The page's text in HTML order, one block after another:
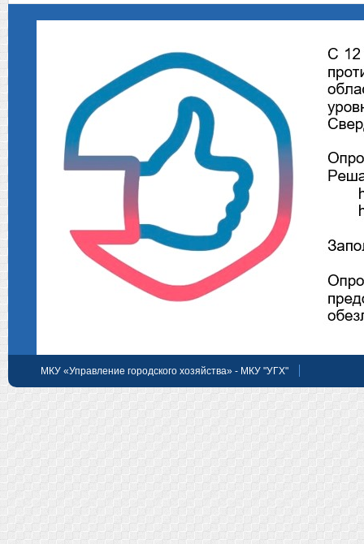
МКУ «Управление городского хозяйства» - МКУ "УГХ"